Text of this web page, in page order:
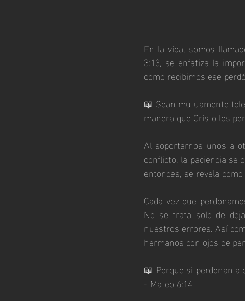
En la vida, somos
3:13, se enfatiza la
como recibimos ese
📖 Sean mutuamente
manera que Cristo los
Al soportarnos unos a
conflicto, la paciencia
entonces, se revela
Cada vez que
No se trata solo de
nuestros errores. Así
hermanos con ojos de
📖 Porque si perdonan
- Mateo 6:14